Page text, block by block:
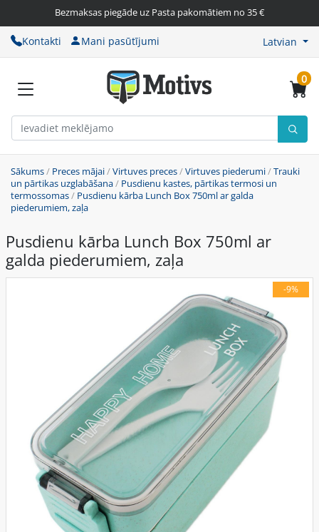
Bezmaksas piegāde uz Pasta pakomātiem no 35 €
Kontakti Mani pasūtījumi Latvian
0
Sākums/ Preces mājai/Virtuves preces/Virtuves piederumi/Trauki
un pārtikas uzglabāšana/ Pusdienu kastes, pārtikas termosi un
termossomas/ Pusdienu kārba Lunch Box 750ml ar galda
piederumiem, zaļa
Pusdienu kārba Lunch Box 750ml ar
galda piederumiem, zaļa
-9%